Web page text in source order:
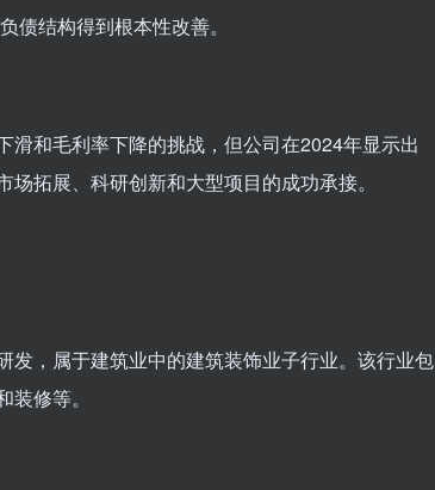
债结构得到根本性改善。
和毛利率下降的挑战，但公司在2024年显示出
拓展、科研创新和大型项目的成功承接。
发，属于建筑业中的建筑装饰业子行业。该行业包
修等。